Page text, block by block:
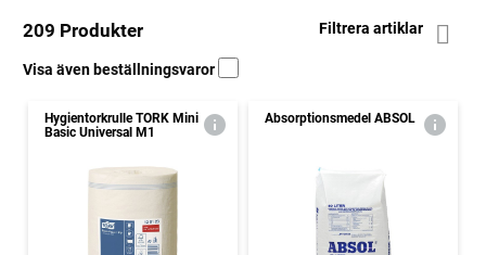
209 Produkter Filtrera artiklar
Visa även beställningsvaror
Hygientorkrulle TORK Mini
Basic Universal M1
Absorptionsmedel ABSOL